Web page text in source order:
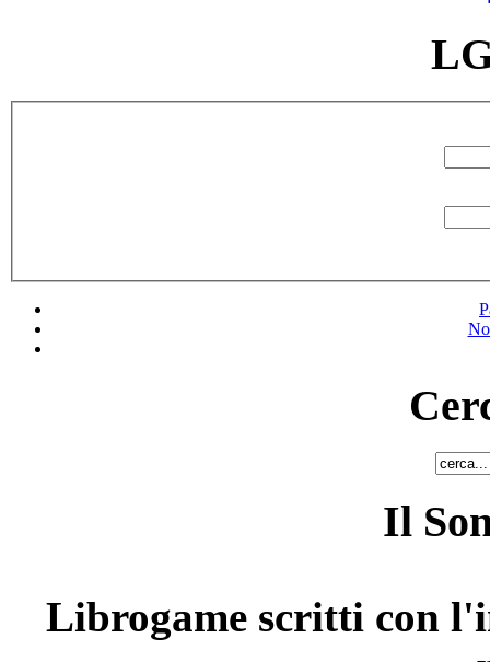
Il
Librogame scritti con